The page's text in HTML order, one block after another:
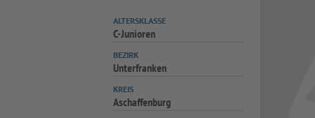
ALTERSKLASSE
C-Junioren
BEZIRK
Unterfranken
KREIS
Aschaffenburg